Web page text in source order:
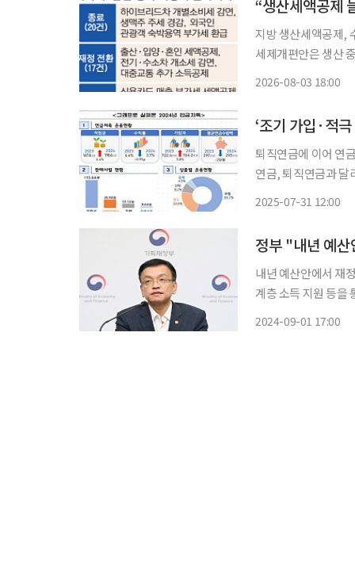
지방 생산세액공제, 수도권
세제개편안은 생산
2026-08-03 18:00
‘조기 가입·적
퇴직연금에 이어 연
연금, 퇴직연금과 달
2025-07-31 12:00
정부 "내년 예
내년 예산안에서 재
계층 소득 지원 등을 통해
2024-09-01 17:00